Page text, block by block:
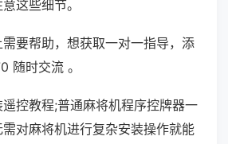
这些细节。
要帮助，想获取一对一指导，添
随时交流 。
控教程;普通麻将机程序控牌器一
对麻将机进行复杂安装操作就能